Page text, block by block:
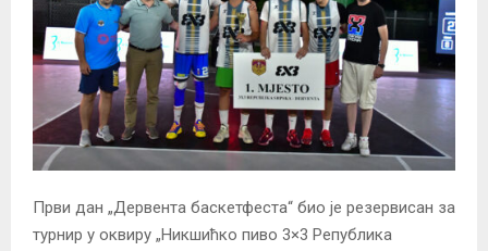
Први дан „Дервента баскетфеста“ био је резервисан за
турнир у оквиру „Никшићко пиво 3×3 Република